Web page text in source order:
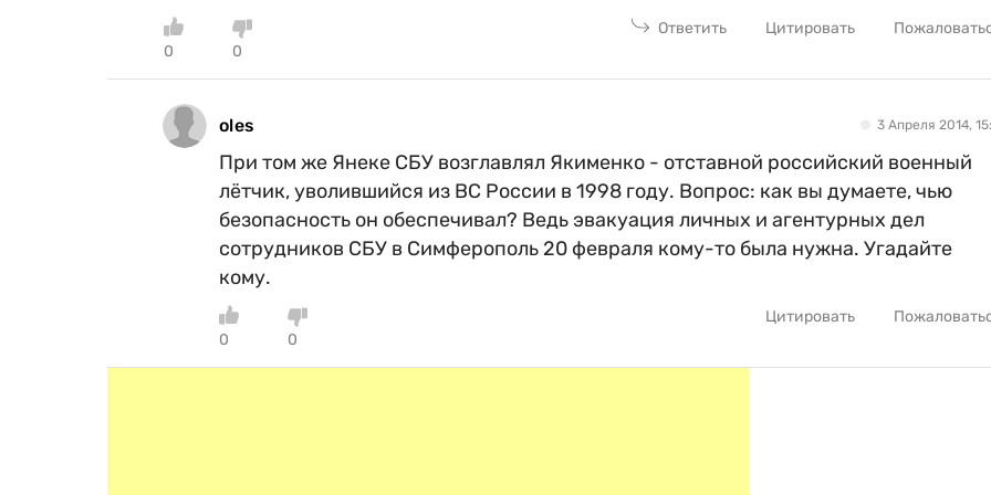
0 0
Ответить Цитировать
oles 3 Апреля 2014,
При том же Янеке СБУ возглавлял Якименко - отставной российский военный
лётчик, уволившийся из ВС России в 1998 году. Вопрос: как вы думаете, чью
безопасность он обеспечивал? Ведь эвакуация личных и агентурных дел
сотрудников СБУ в Симферополь 20 февраля кому-то была нужна. Угадайте
кому.
0 0
Цитировать